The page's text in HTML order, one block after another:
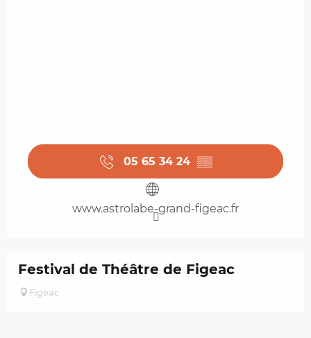
05 65 34 24 ▒▒
www.astrolabe-grand-figeac.fr
Festival de Théâtre de Figeac
Figeac